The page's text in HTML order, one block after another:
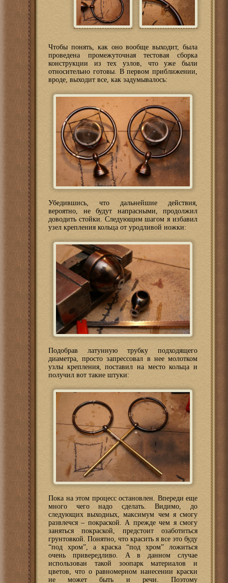
Чтобы понять, как оно вообще выходит, была
проведена промежуточная тестовая сборка
конструкции из тех узлов, что уже были
относительно готовы. В первом приближении,
вроде, выходит все, как задумывалось:
Убедившись, что дальнейшие действия,
вероятно, не будут напрасными, продолжил
доводить стойки. Следующим шагом я избавил
узел крепления кольца от уродливой ножки:
Подобрав латунную трубку подходящего
диаметра, просто запрессовал в нее молотком
узлы крепления, поставил на место кольца и
получил вот такие штуки:
Пока на этом процесс остановлен. Впереди еще
много чего надо сделать. Видимо, до
следующих выходных, максимум чем я смогу
развлечся – покраской. А прежде чем я смогу
заняться покраской, предстоит озаботиться
грунтовкой. Понятно, что красить я все это буду
“под хром”, а краска “под хром” ложиться
очень привередливо. А в данном случае
использован такой зоопарк материалов и
цветов, что о равномерном нанесении краски
не может быть и речи. Поэтому